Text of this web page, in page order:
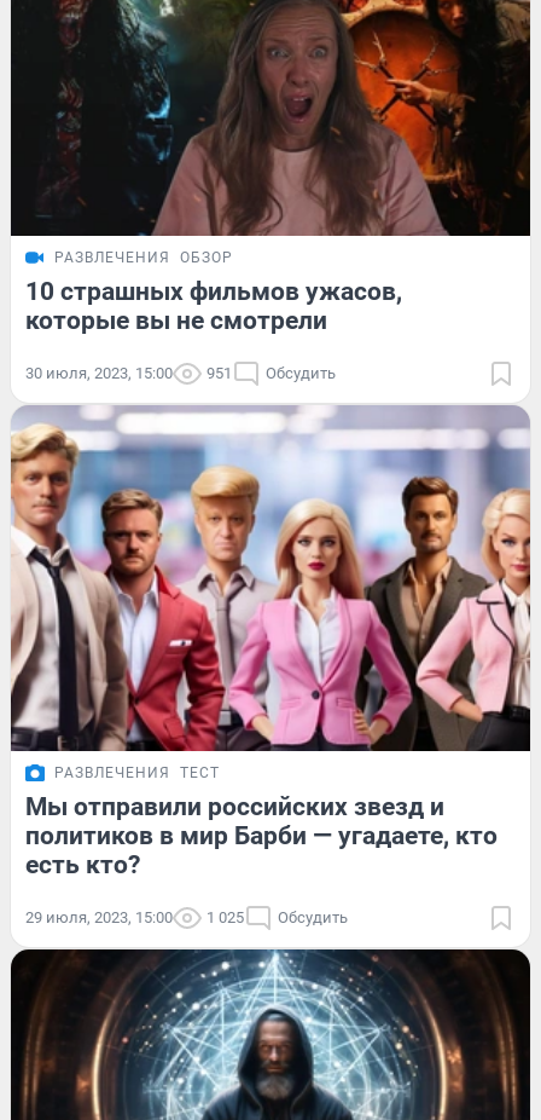
РАЗВЛЕЧЕНИЯ ОБЗОР
10 страшных фильмов ужасов,
которые вы не смотрели
30 июля, 2023, 15:00 951 Обсудить
РАЗВЛЕЧЕНИЯ ТЕСТ
Мы отправили российских звезд и
политиков в мир Барби — угадаете, кто
есть кто?
29 июля, 2023, 15:00 1 025 Обсудить